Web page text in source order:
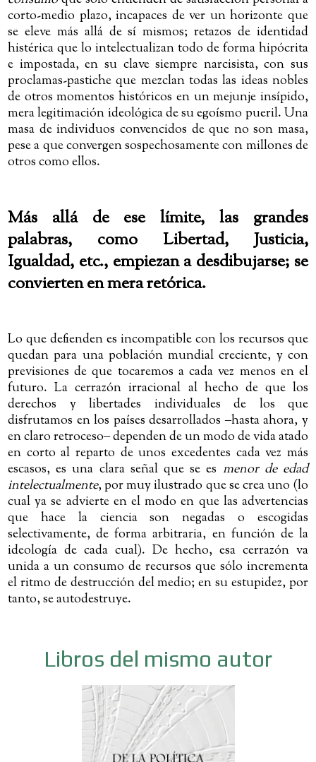
corto-medio plazo, incapaces de ver un horizonte que
se eleve más allá de sí mismos; retazos de identidad
histérica que lo intelectualizan todo de forma hipócrita
e impostada, en su clave siempre narcisista, con sus
proclamas-pastiche que mezclan todas las ideas nobles
de otros momentos históricos en un mejunje insípido,
mera legitimación ideológica de su egoísmo pueril. Una
masa de individuos convencidos de que no son masa,
pese a que convergen sospechosamente con millones de
otros como ellos.
Más allá de ese límite, las grandes
palabras, como Libertad, Justicia,
Igualdad, etc., empiezan a desdibujarse; se
convierten en mera retórica.
Lo que defienden es incompatible con los recursos que
quedan para una población mundial creciente, y con
previsiones de que tocaremos a cada vez menos en el
futuro. La cerrazón irracional al hecho de que los
derechos y libertades individuales de los que
disfrutamos en los países desarrollados ‒hasta ahora, y
en claro retroceso‒ dependen de un modo de vida atado
en corto al reparto de unos excedentes cada vez más
escasos, es una clara señal que se es menor de edad
intelectualmente, por muy ilustrado que se crea uno (lo
cual ya se advierte en el modo en que las advertencias
que hace la ciencia son negadas o escogidas
selectivamente, de forma arbitraria, en función de la
ideología de cada cual). De hecho, esa cerrazón va
unida a un consumo de recursos que sólo incrementa
el ritmo de destrucción del medio; en su estupidez, por
tanto, se autodestruye.
Libros del mismo autor